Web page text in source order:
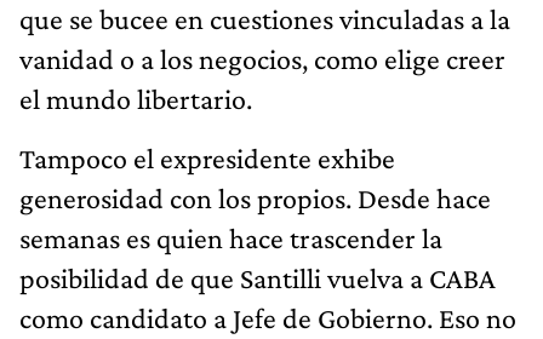
que se bucee en cuestiones vinculadas a la
vanidad o a los negocios, como elige creer
el mundo libertario.
Tampoco el expresidente exhibe
generosidad con los propios. Desde hace
semanas es quien hace trascender la
posibilidad de que Santilli vuelva a CABA
como candidato a Jefe de Gobierno. Eso no